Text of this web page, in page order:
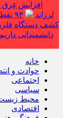
افزایش
لرزاند
۹۳ نقطه در استان ایلام مورد تهاجم قرار گرفته است
کشف دستگاه
دانشمندانی
خانه
حوادث و
اجتماعی
سیاسی
محیط
اقتصادی